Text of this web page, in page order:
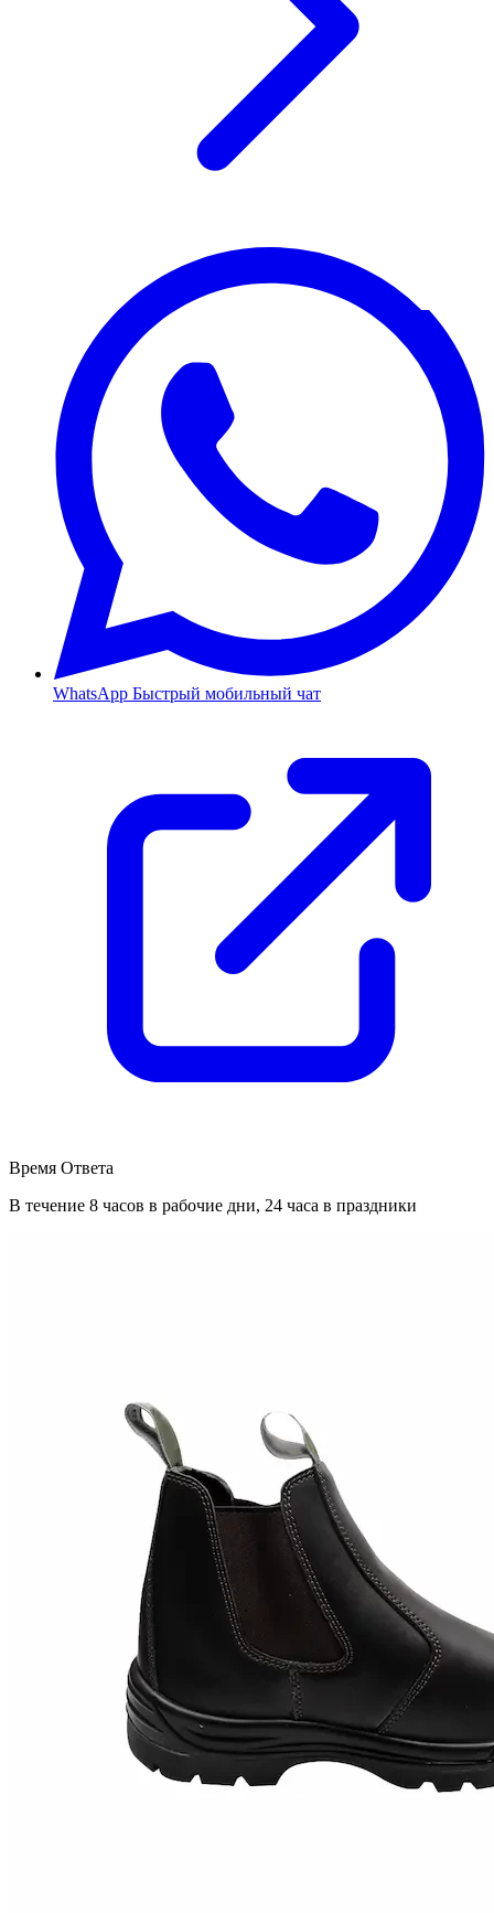
WhatsApp Быстрый мобильный чат
Время Ответа
В течение 8 часов в рабочие дни, 24 часа в праздники